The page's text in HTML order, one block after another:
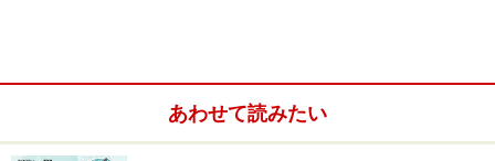
このReasonで組み上げたシステムは、ここに内蔵された
シーケンサで鳴らすことができるのはもちろん、外部接
あわせて読みたい